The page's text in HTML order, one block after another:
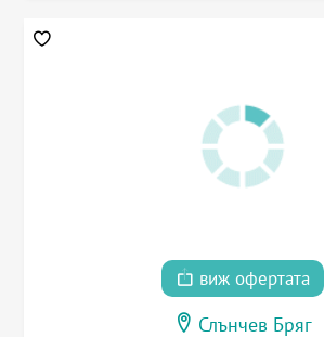
виж офертата
Слънчев Бряг